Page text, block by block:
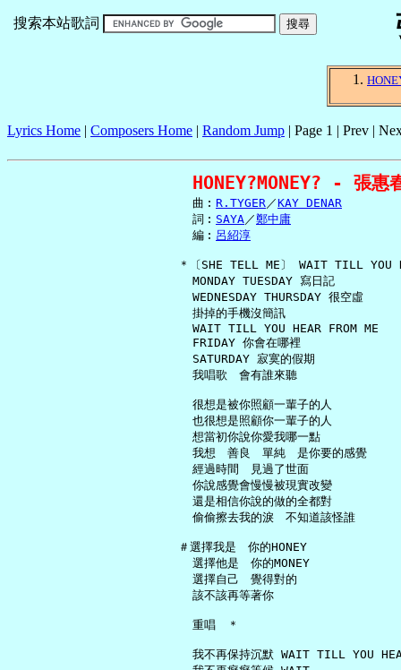
搜索本站歌詞
Lyrics Home | Composers Home | Random Jump | Page 1 | Prev |
HONEY?MONEY? - 張惠
     曲︰
R.TYGER／KAY DENAR
     詞︰
SAYA／鄭中庸
     編︰
呂紹淳
＊〔SHE TELL ME〕 WAIT TILL YOU
     MONDAY TUESDAY 寫日記
     WEDNESDAY THURSDAY 很空虛
     掛掉的手機沒簡訊
     WAIT TILL YOU HEAR FROM ME
     FRIDAY 你會在哪裡
     SATURDAY 寂寞的假期
     我唱歌　會有誰來聽
     很想是被你照顧一輩子的人
     也很想是照顧你一輩子的人
     想當初你說你愛我哪一點
     我想　善良　單純　是你要的感覺
     經過時間　見過了世面
     你說感覺會慢慢被現實改變
     還是相信你說的做的全都對
     偷偷擦去我的淚　不知道該怪誰
   ＃選擇我是　你的HONEY
     選擇他是　你的MONEY
     選擇自己　覺得對的
     該不該再等著你
     重唱　＊
我不再保持沉默 WAIT TILL YOU